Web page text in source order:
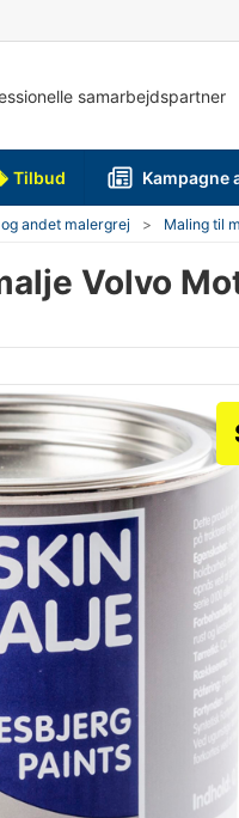
samarbejdspartner
Tilbud Kampagne
andet malergrej Maling til
Volvo